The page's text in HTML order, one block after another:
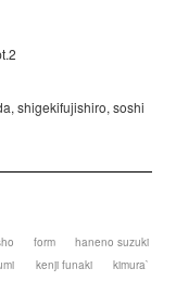
shigekifujishiro, soshi
form
haneno suzuki
kenji funaki
kimura`